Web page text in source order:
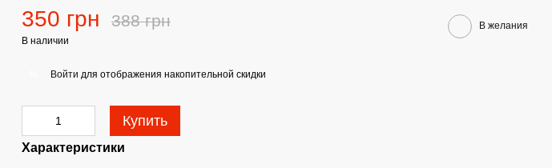
350 грн 388 грн
В наличии
В желания
Войти для отображения накопительной скидки
Купить
Характеристики